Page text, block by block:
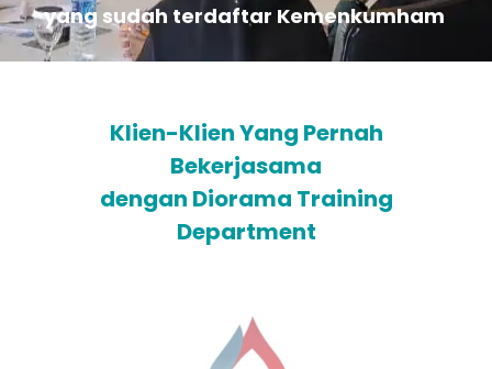
yang sudah terdaftar Kemenkumham
Klien-Klien Yang Pernah
Bekerjasama
dengan Diorama Training
Department